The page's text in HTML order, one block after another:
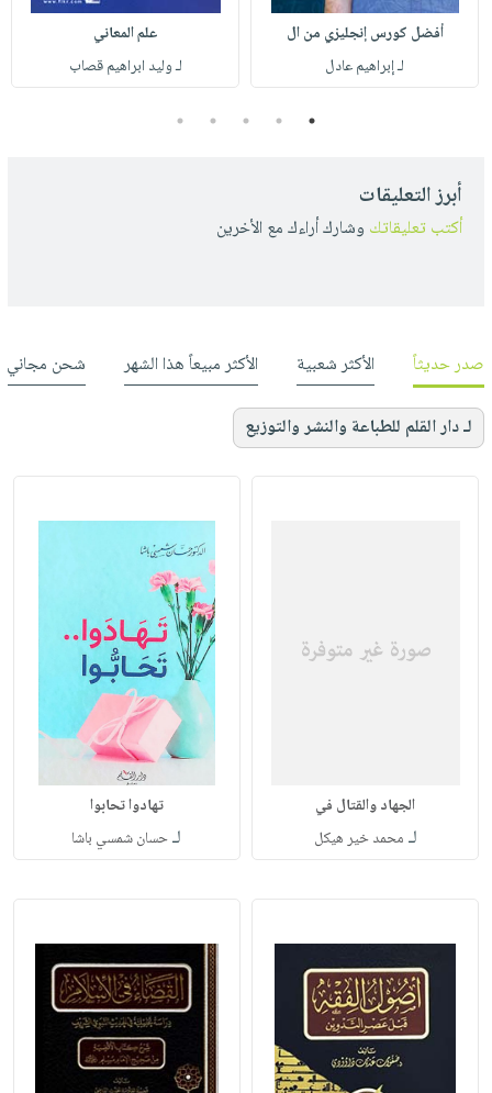
أفضل كورس إنجليزي من ال
لـ إبراهيم عادل
علم المعاني
لـ وليد ابراهيم قصاب
1
2
3
4
5
أبرز التعليقات
أكتب تعليقاتك وشارك أراءك مع الأخرين
صدر حديثاً الأكثر شعبية الأكثر مبيعاً هذا الشهر شحن مجاني
لـ دار القلم للطباعة والنشر والتوزيع
الجهاد والقتال في
لـ محمد خير هيكل
تهادوا تحابوا
لـحسان شمسي باشا